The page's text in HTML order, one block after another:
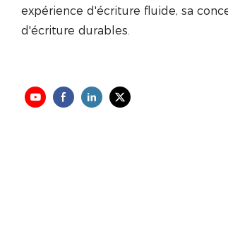
expérience d'écriture fluide, sa
d'écriture durables.